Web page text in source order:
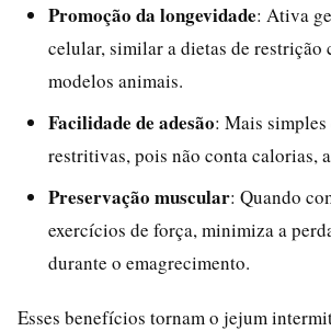
Promoção da longevidade: Ativa
celular, similar a dietas de restrição
modelos animais.
Facilidade de adesão: Mais simples
restritivas, pois não conta calorias,
Preservação muscular: Quando
exercícios de força, minimiza a
durante o emagrecimento.
Esses benefícios tornam o jejum